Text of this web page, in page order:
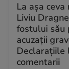
La așa
Liviu
fostului său
acuzații
Declarațiile
comentarii